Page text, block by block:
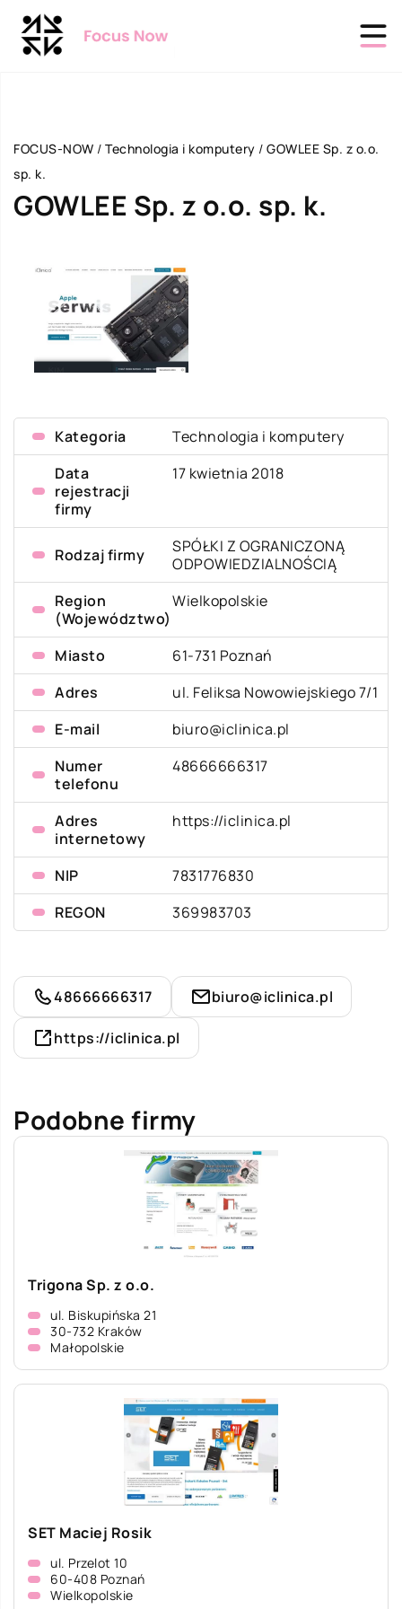
FOCUS-NOW / Technologia i komputery / GOWLEE Sp. z o.o.
sp. k.
GOWLEE Sp. z o.o. sp. k.
Kategoria
Technologia i komputery
Data
rejestracji
firmy
17 kwietnia 2018
Rodzaj firmy
SPÓŁKI Z OGRANICZONĄ
ODPOWIEDZIALNOŚCIĄ
Region
(Województwo)
Wielkopolskie
Miasto
61-731 Poznań
Adres
ul. Feliksa Nowowiejskiego 7/1
E-mail
biuro@iclinica.pl
Numer
telefonu
48666666317
Adres
internetowy
https://iclinica.pl
NIP
7831776830
REGON
369983703
48666666317 biuro@iclinica.pl
https://iclinica.pl
Podobne firmy
Trigona Sp. z o.o.
ul. Biskupińska 21
30-732 Kraków
Małopolskie
SET Maciej Rosik
ul. Przelot 10
60-408 Poznań
Wielkopolskie